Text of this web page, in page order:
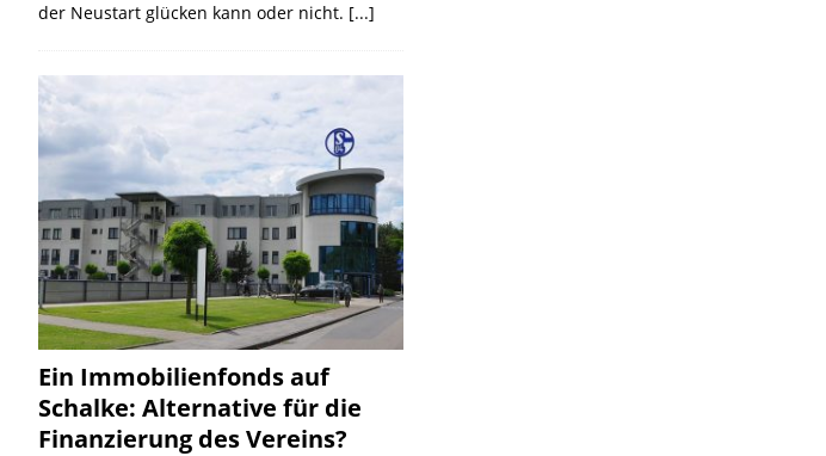
der Neustart glücken kann oder nicht. [...]
Ein Immobilienfonds auf
Schalke: Alternative für die
Finanzierung des Vereins?